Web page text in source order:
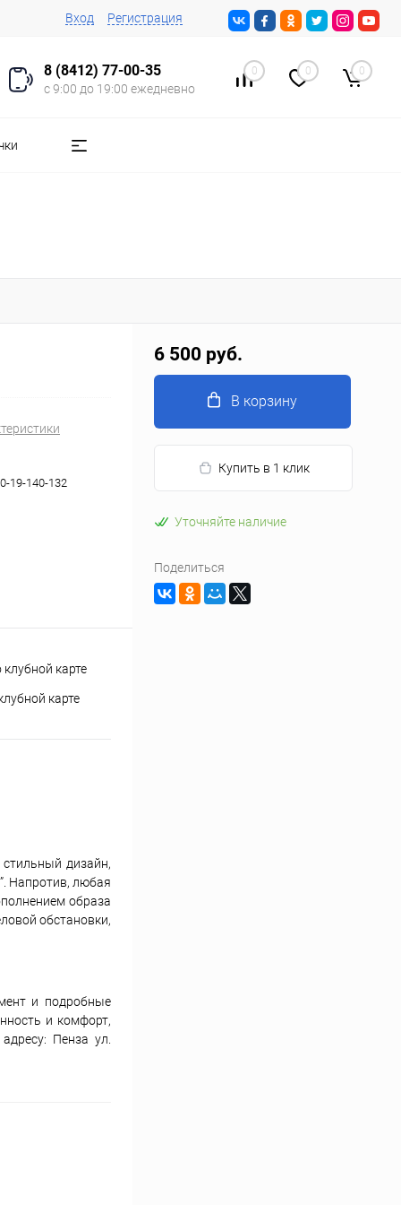
Вход Регистрация
8 (8412) 77-00-35
с 9:00 до 19:00 ежедневно
0 0 0
19-140-132
карте
дизайн,
Напротив, любая
образа
обстановки,
и подробные
и комфорт,
Пенза ул.
6 500 руб.
В корзину
Купить в 1 клик
Уточняйте наличие
Поделиться